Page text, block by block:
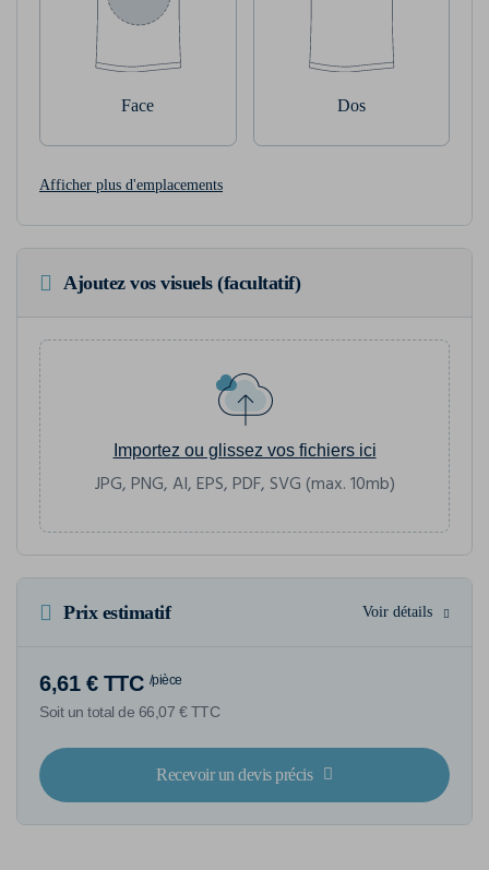
Face Dos
Afficher plus d'emplacements
Ajoutez vos visuels (facultatif)
Importez ou glissez vos fichiers ici
JPG, PNG, AI, EPS, PDF, SVG (max. 10mb)
Prix estimatif Voir détails
6,61 € TTC /pièce
Soit un total de 66,07 € TTC
Recevoir un devis précis